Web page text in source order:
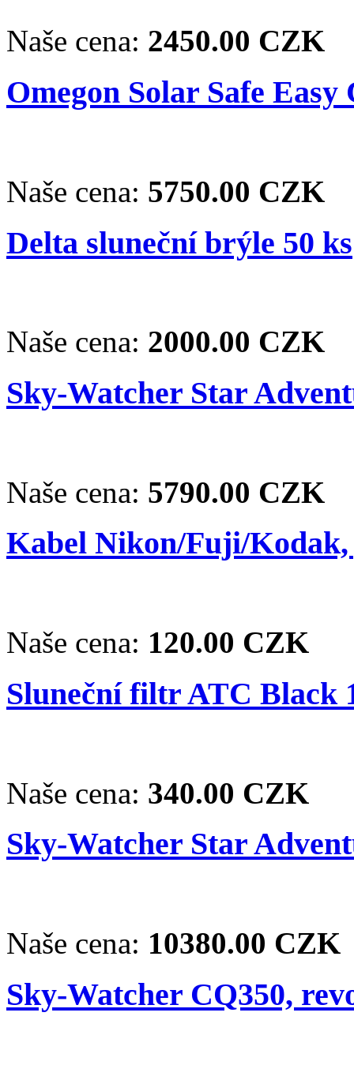
Naše cena: 2450.00 CZK
Omegon Solar Safe
Naše cena: 5750.00 CZK
Delta sluneční brýle 50 ks
Naše cena: 2000.00 CZK
Sky-Watcher Star
Naše cena: 5790.00 CZK
Kabel Nikon/Fuji/Kodak,
Naše cena: 120.00 CZK
Sluneční filtr ATC Black
Naše cena: 340.00 CZK
Sky-Watcher Star
Naše cena: 10380.00 CZK
Sky-Watcher CQ350,